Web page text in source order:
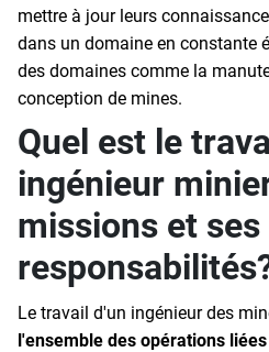
mettre à jour leurs
dans un domaine en constante
des domaines comme la
conception de mines.
Quel est le
ingénieur
missions et ses
Le travail d'un ingénieur des
l'ensemble des opérations